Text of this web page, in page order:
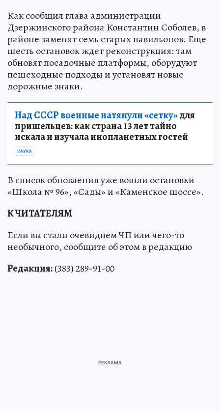
Как сообщил глава администрации
Дзержинского района Константин Соболев, в
районе заменят семь старых павильонов. Еще
шесть остановок ждет реконструкция: там
обновят посадочные платформы, оборудуют
пешеходные подходы и установят новые
дорожные знаки.
Над СССР военные натянули «сетку»для
пришельцев: как страна 13 лет тайно
искала и изучала инопланетных гостей
НАУКА
В список обновления уже вошли остановки
«Школа № 96», «Сады» и «Каменское шоссе».
К ЧИТАТЕЛЯМ
Если вы стали очевидцем ЧП или чего-то
необычного, сообщите об этом в редакцию
Редакция:(383) 289-91-00